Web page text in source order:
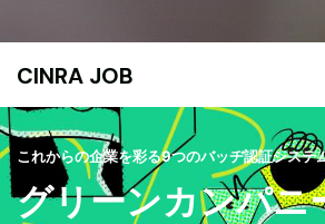
CINRA JOB
これからの企業を彩る9つのバッヂ認証システ
グリーンカンパニ